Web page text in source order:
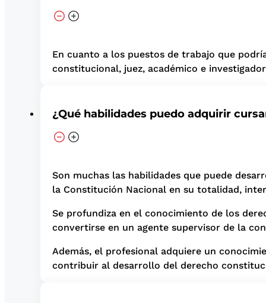
En cuanto a los puestos de trabajo que
constitucional, juez, académico e
¿Qué habilidades puedo adquirir
Son muchas las habilidades que puede
la Constitución Nacional en su totalidad,
Se profundiza en el conocimiento de los
convertirse en un agente supervisor de la
Además, el profesional adquiere un
contribuir al desarrollo del derecho